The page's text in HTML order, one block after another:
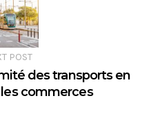
POST
des transports en
commerces